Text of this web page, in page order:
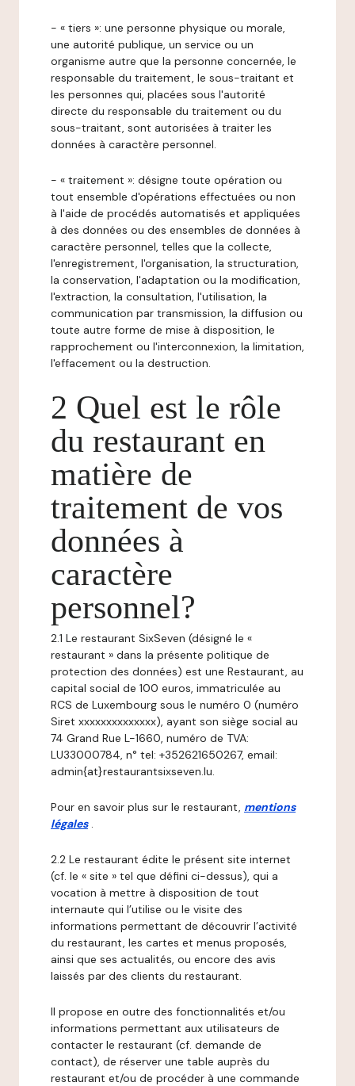
- « tiers »: une personne physique ou morale,
une autorité publique, un service ou un
organisme autre que la personne concernée, le
responsable du traitement, le sous-traitant et
les personnes qui, placées sous l'autorité
directe du responsable du traitement ou du
sous-traitant, sont autorisées à traiter les
données à caractère personnel.
- « traitement »: désigne toute opération ou
tout ensemble d'opérations effectuées ou non
à l'aide de procédés automatisés et appliquées
à des données ou des ensembles de données à
caractère personnel, telles que la collecte,
l'enregistrement, l'organisation, la structuration,
la conservation, l'adaptation ou la modification,
l'extraction, la consultation, l'utilisation, la
communication par transmission, la diffusion ou
toute autre forme de mise à disposition, le
rapprochement ou l'interconnexion, la limitation,
l'effacement ou la destruction.
2 Quel est le rôle
du restaurant en
matière de
traitement de vos
données à
caractère
personnel?
2.1 Le restaurant SixSeven (désigné le «
restaurant » dans la présente politique de
protection des données) est une Restaurant, au
capital social de 100 euros, immatriculée au
RCS de Luxembourg sous le numéro 0 (numéro
Siret xxxxxxxxxxxxxx), ayant son siège social au
74 Grand Rue L-1660, numéro de TVA:
LU33000784, n° tel: +352621650267, email:
admin{at}restaurantsixseven.lu.
Pour en savoir plus sur le restaurant, mentions
légales .
2.2 Le restaurant édite le présent site internet
(cf. le « site » tel que défini ci-dessus), qui a
vocation à mettre à disposition de tout
internaute qui l’utilise ou le visite des
informations permettant de découvrir l’activité
du restaurant, les cartes et menus proposés,
ainsi que ses actualités, ou encore des avis
laissés par des clients du restaurant.
Il propose en outre des fonctionnalités et/ou
informations permettant aux utilisateurs de
contacter le restaurant (cf. demande de
contact), de réserver une table auprès du
restaurant et/ou de procéder à une commande